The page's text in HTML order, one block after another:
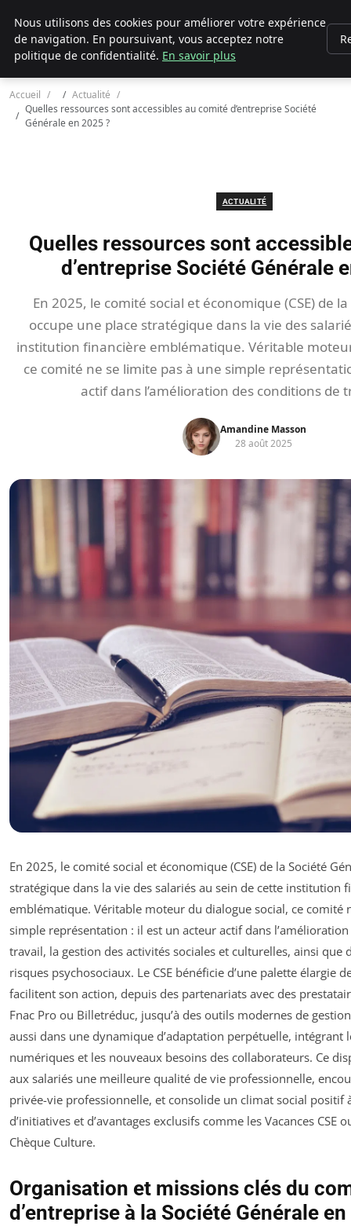
Chasseur De Tête
Accueil
Actualité
Quelles ressources sont accessibles au comité d’entreprise Société
Générale en 2025 ?
ACTUALITÉ
Quelles ressources sont
d’entreprise Société Générale
En 2025, le comité social et économique (CSE) de
occupe une place stratégique dans la vie des
institution financière emblématique. Véritable
ce comité ne se limite pas à une simple
actif dans l’amélioration des conditions de
Amandine Masson
28 août 2025
En 2025, le comité social et économique (CSE) de la Société
stratégique dans la vie des salariés au sein de cette institution
emblématique. Véritable moteur du dialogue social, ce comité
simple représentation : il est un acteur actif dans
travail, la gestion des activités sociales et culturelles, ainsi que
risques psychosociaux. Le CSE bénéficie d’une palette élargie
facilitent son action, depuis des partenariats avec des
Fnac Pro ou Billetréduc, jusqu’à des outils modernes de
aussi dans une dynamique d’adaptation perpétuelle, intégrant
numériques et les nouveaux besoins des collaborateurs. Ce
aux salariés une meilleure qualité de vie professionnelle,
privée-vie professionnelle, et consolide un climat social positif
d’initiatives et d’avantages exclusifs comme les Vacances CSE
Chèque Culture.
Organisation et missions clés du
d’entreprise à la Société Générale
Nous utilisons des cookies pour améliorer votre expérience
de navigation. En poursuivant, vous acceptez notre
politique de confidentialité. En savoir plus